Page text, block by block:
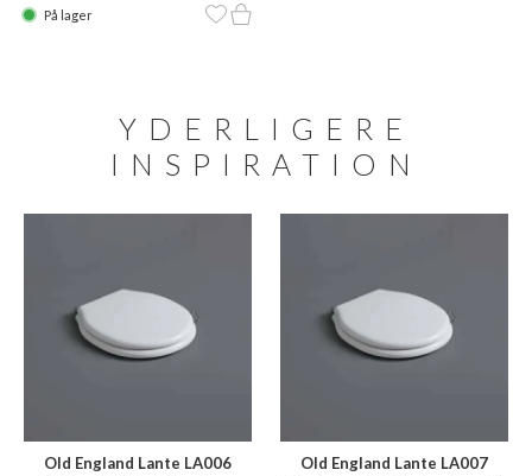
På lager
YDERLIGERE
INSPIRATION
Old England Lante LA006 Old England Lante LA007